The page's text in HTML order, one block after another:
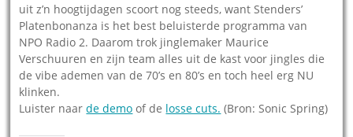
uit z’n hoogtijdagen scoort nog steeds, want Stenders’
Platenbonanza is het best beluisterde programma van
NPO Radio 2. Daarom trok jinglemaker Maurice
Verschuuren en zijn team alles uit de kast voor jingles die
de vibe ademen van de 70’s en 80’s en toch heel erg NU
klinken.
Luister naarde demo of de losse cuts. (Bron: Sonic Spring)